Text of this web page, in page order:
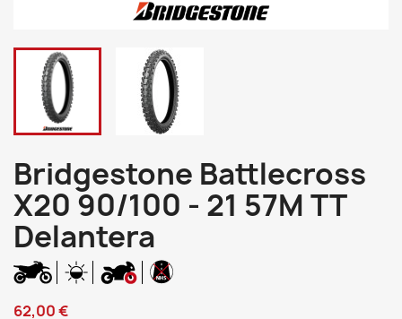
Bridgestone Battlecross
X20 90/100 - 21 57M TT
Delantera
62,00 €